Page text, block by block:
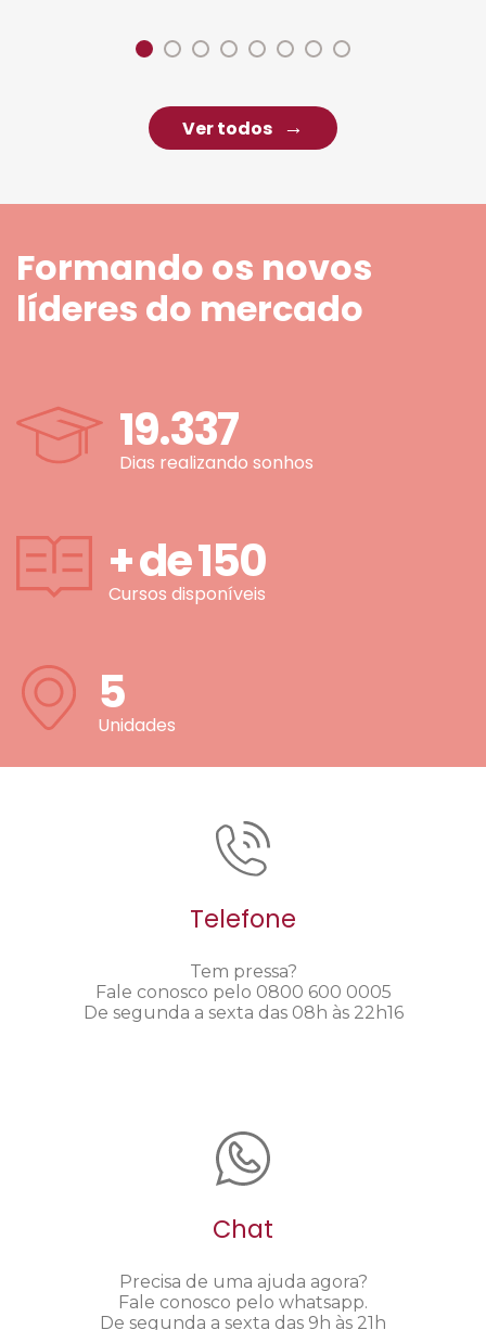
Ver todos
Formando os novos
líderes do mercado
19.337
Dias realizando sonhos
+ de150
Cursos disponíveis
5
Unidades
Telefone
Tem pressa?
Fale conosco pelo 0800 600 0005
De segunda a sexta das 08h às 22h16
Chat
Precisa de uma ajuda agora?
Fale conosco pelo whatsapp.
De segunda a sexta das 9h às 21h